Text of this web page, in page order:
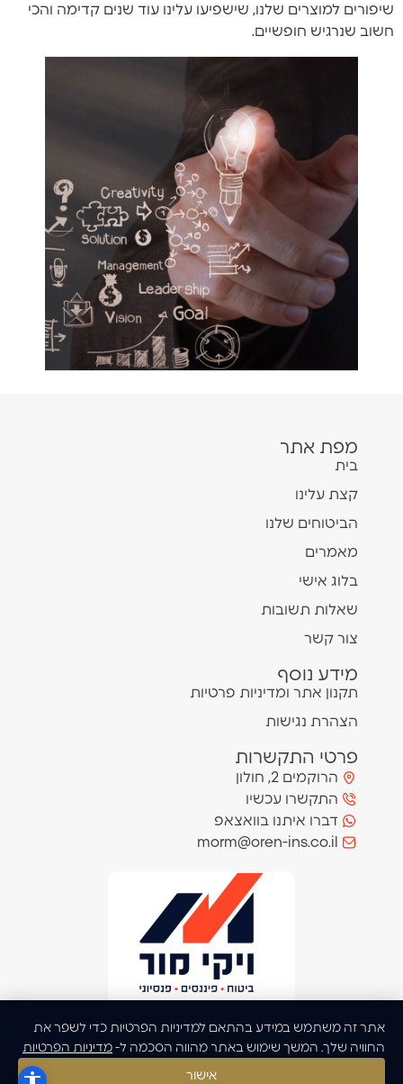
שיפורים למוצרים שלנו, שישפיעו עלינו עוד שנים קדימה והכי
חשוב שנרגיש חופשיים.
מפת אתר
בית
קצת עלינו
הביטוחים שלנו
מאמרים
בלוג אישי
שאלות תשובות
צור קשר
מידע נוסף
תקנון אתר ומדיניות פרטיות
הצהרת נגישות
פרטי התקשרות
הרוקמים 2, חולון
התקשרו עכשיו
דברו איתנו בוואצאפ
morm@oren-ins.co.il
אתר זה משתמש במידע בהתאם למדיניות הפרטיות כדי לשפר את
החוויה שלך. המשך שימוש באתר מהווה הסכמה ל- מדיניות הפרטיות
אישור